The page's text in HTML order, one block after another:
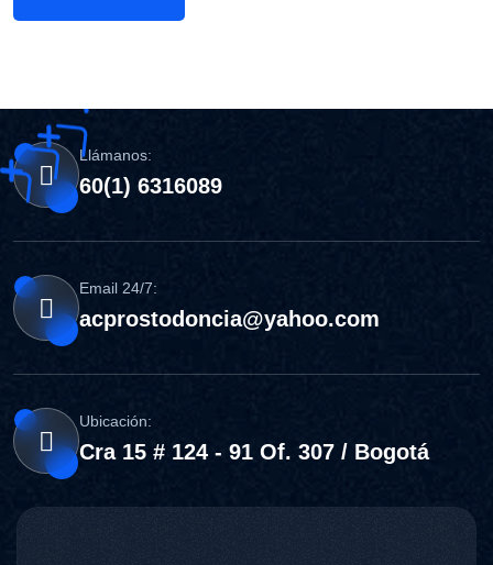
Llámanos:
60(1) 6316089
Email 24/7:
acprostodoncia@yahoo.com
Ubicación:
Cra 15 # 124 - 91 Of. 307 / Bogotá